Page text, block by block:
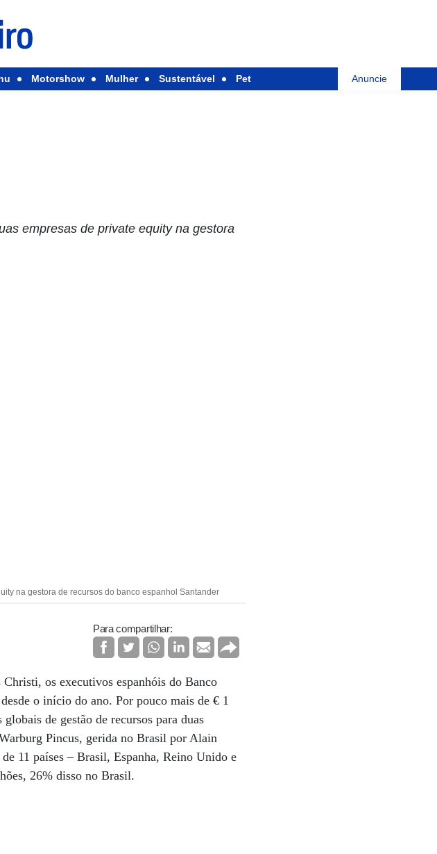
Motorshow Mulher Sustentável Pet Anuncie
empresas de private equity na gestora
na gestora de recursos do banco espanhol Santander
Para compartilhar:
os executivos espanhóis do Banco
o início do ano. Por pouco mais de € 1
de gestão de recursos para duas
Pincus, gerida no Brasil por Alain
11 países – Brasil, Espanha, Reino Unido e
26% disso no Brasil.